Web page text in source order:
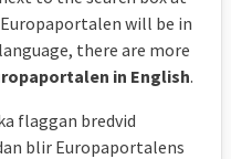
will be in
there are more
in English.
flaggan bredvid
blirEuropaportalens